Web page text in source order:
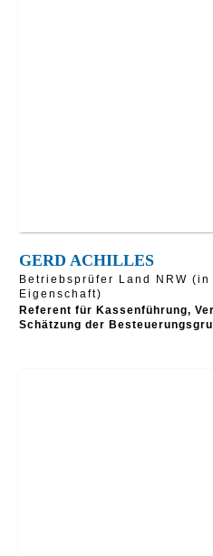
GERD ACHILLES
Betriebsprüfer Land NRW
Eigenschaft)
Referent für Kassenführung,
Schätzung der